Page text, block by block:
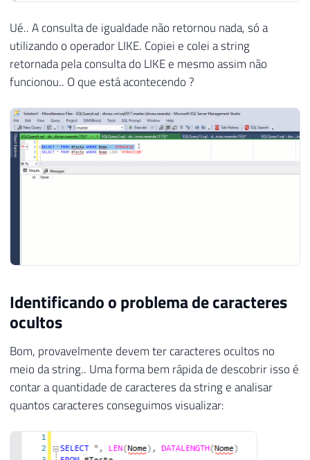
Ué.. A consulta de igualdade não retornou nada, só a
utilizando o operador LIKE. Copiei e colei a string
retornada pela consulta do LIKE e mesmo assim não
funcionou.. O que está acontecendo ?
Identificando o problema de caracteres
ocultos
Bom, provavelmente devem ter caracteres ocultos no
meio da string.. Uma forma bem rápida de descobrir isso é
contar a quantidade de caracteres da string e analisar
quantos caracteres conseguimos visualizar: